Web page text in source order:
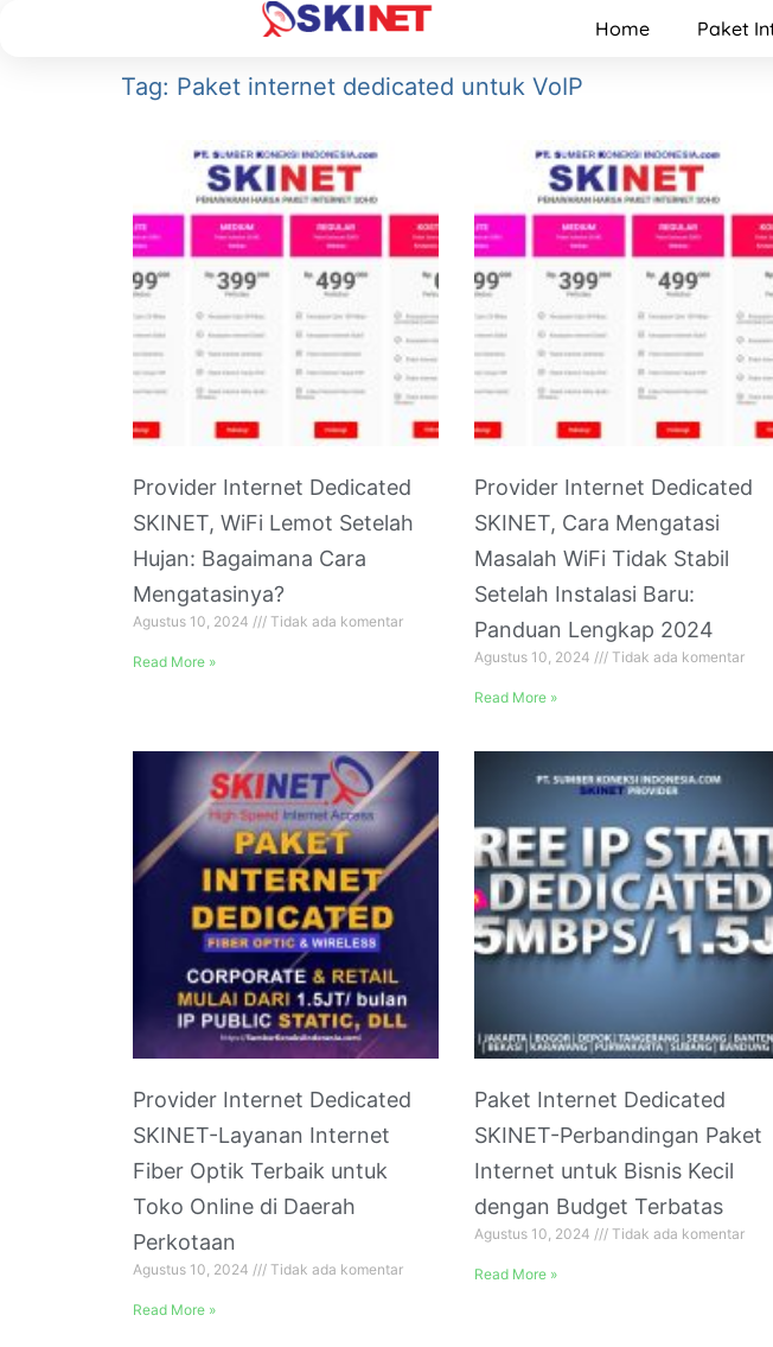
Home Paket
Tag: Paket internet dedicated untuk VoIP
Provider Internet Dedicated
SKINET, WiFi Lemot Setelah
Hujan: Bagaimana Cara
Mengatasinya?
Agustus 10, 2024 Tidak ada komentar
Read More »
Provider Internet Dedicated
SKINET, Cara Mengatasi
Masalah WiFi Tidak Stabil
Setelah Instalasi Baru:
Panduan Lengkap 2024
Agustus 10, 2024 Tidak ada komentar
Read More »
Provider Internet Dedicated
SKINET-Layanan Internet
Fiber Optik Terbaik untuk
Toko Online di Daerah
Perkotaan
Agustus 10, 2024 Tidak ada komentar
Read More »
Paket Internet Dedicated
SKINET-Perbandingan Paket
Internet untuk Bisnis Kecil
dengan Budget Terbatas
Agustus 10, 2024 Tidak ada komentar
Read More »